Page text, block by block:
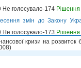
голосувало-174
змін до Закону
голосувало-173
кризи на розвиток